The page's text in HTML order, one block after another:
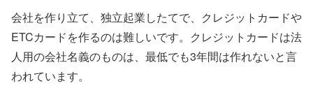
会社を作り立て、独立起業したてで、クレジットカードや
ETCカードを作るのは難しいです。クレジットカードは法
人用の会社名義のものは、最低でも3年間は作れないと言
われています。